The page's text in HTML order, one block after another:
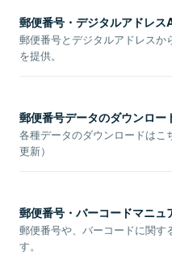
郵便番号・デジタルアドレス
郵便番号とデジタルアドレスか
を提供。
郵便番号データのダウンロー
各種データのダウンロードはこ
更新）
郵便番号・バーコードマニュ
郵便番号や、バーコードに関す
す。